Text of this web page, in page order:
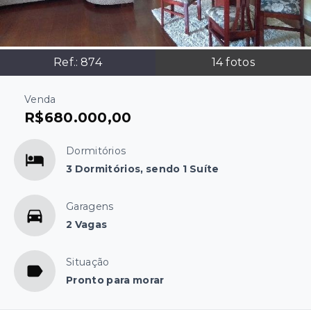
Ref.:874 14fotos
Venda
R$680.000,00
Dormitórios
3 Dormitórios, sendo 1 Suíte
Garagens
2 Vagas
Situação
Pronto para morar